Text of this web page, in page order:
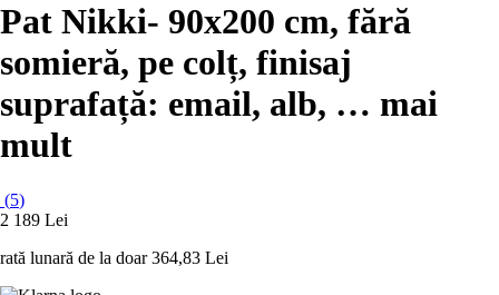
Pat Nikki- 90x200 cm, fără
somieră, pe colț, finisaj
suprafață: email, alb, … mai
mult
(5)
2 189 Lei
rată lunară de la doar 364,83 Lei